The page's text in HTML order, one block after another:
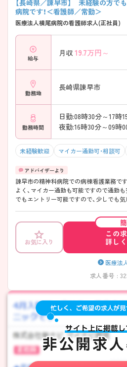
【長崎県／諌早市】 未経験の方で
病院です！＜看護師／常勤＞
医療法人横尾病院の看護師求人(正社員)
給与
月収 19.7万円～
勤務地
長崎県諫早市
勤務時間
日勤:08時30分～17時
夜勤:16時30分～09時
未経験歓迎 マイカー通勤可・相談可
諫早市の精神科病院での病棟看護業務で
よく、マイカー通勤も可能ですので通勤
でもエントリー可能ですので、少しでも
お気に入り
この
詳し
医療法
求人番号 :